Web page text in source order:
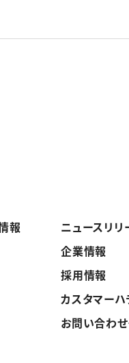
報
ニュースリリ
企業情報
採用情報
カスタマー
お問い合わ